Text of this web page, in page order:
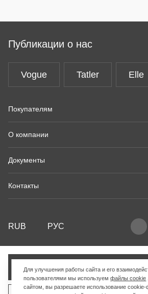
Добавить в
Публикации о нас
Vogue Tatler Elle
Покупателям
О компании
Документы
Контакты
RUB РУС
Для улучшения работы сайта и его
пользователями мы используемфайлы cookie
сайтом, вы разрешаете использование